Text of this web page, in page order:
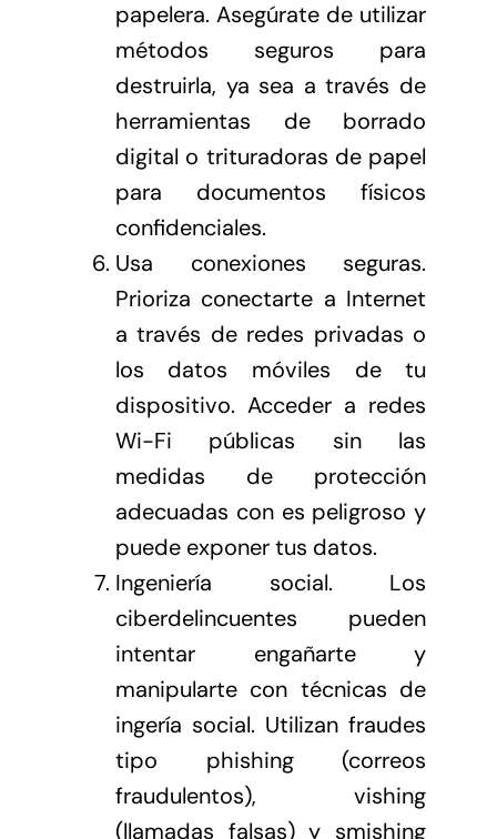
papelera. Asegúrate de utilizar
métodos seguros para
destruirla, ya sea a través de
herramientas de borrado
digital o trituradoras de papel
para documentos físicos
confidenciales.
Usa conexiones seguras.
Prioriza conectarte a Internet
a través de redes privadas o
los datos móviles de tu
dispositivo. Acceder a redes
Wi-Fi públicas sin las
medidas de protección
adecuadas con es peligroso y
puede exponer tus datos.
Ingeniería social. Los
ciberdelincuentes pueden
intentar engañarte y
manipularte con técnicas de
ingería social. Utilizan fraudes
tipo phishing (correos
fraudulentos), vishing
(llamadas falsas) y smishing